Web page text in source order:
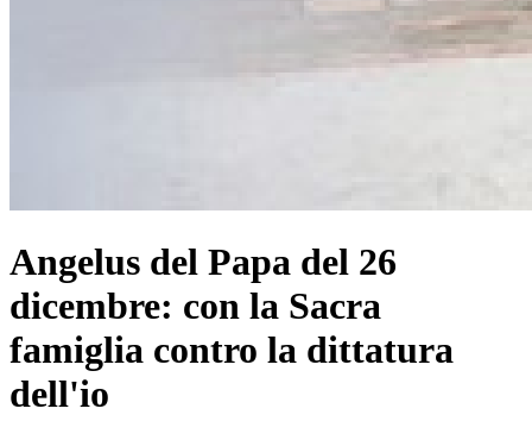
Angelus del Papa del 26
dicembre: con la Sacra
famiglia contro la dittatura
dell'io